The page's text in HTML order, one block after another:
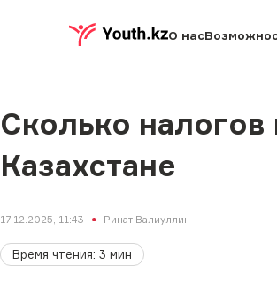
О нас
Сколько
Казахстане
17.12.2025, 11:43 Ринат Валиуллин
Время чтения: 3 мин